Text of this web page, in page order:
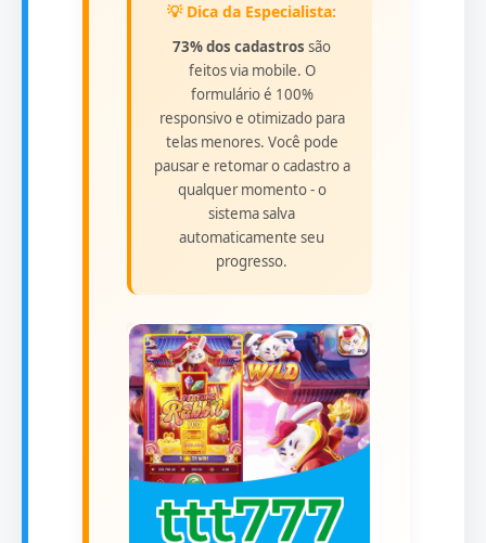
💡 Dica da Especialista:
73% dos cadastros são
feitos via mobile. O
formulário é 100%
responsivo e otimizado para
telas menores. Você pode
pausar e retomar o cadastro a
qualquer momento - o
sistema salva
automaticamente seu
progresso.